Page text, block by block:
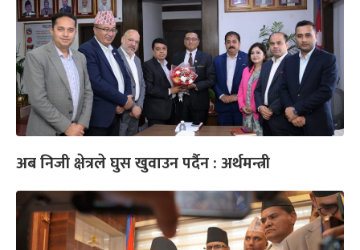
अब निजी क्षेत्रले घुस खुवाउन पर्दैन : अर्थमन्त्री